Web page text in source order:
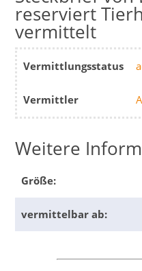
reserviert
vermittelt
Vermittlungsstatus
Vermittler
Weitere
Größe:
vermittelbar ab: